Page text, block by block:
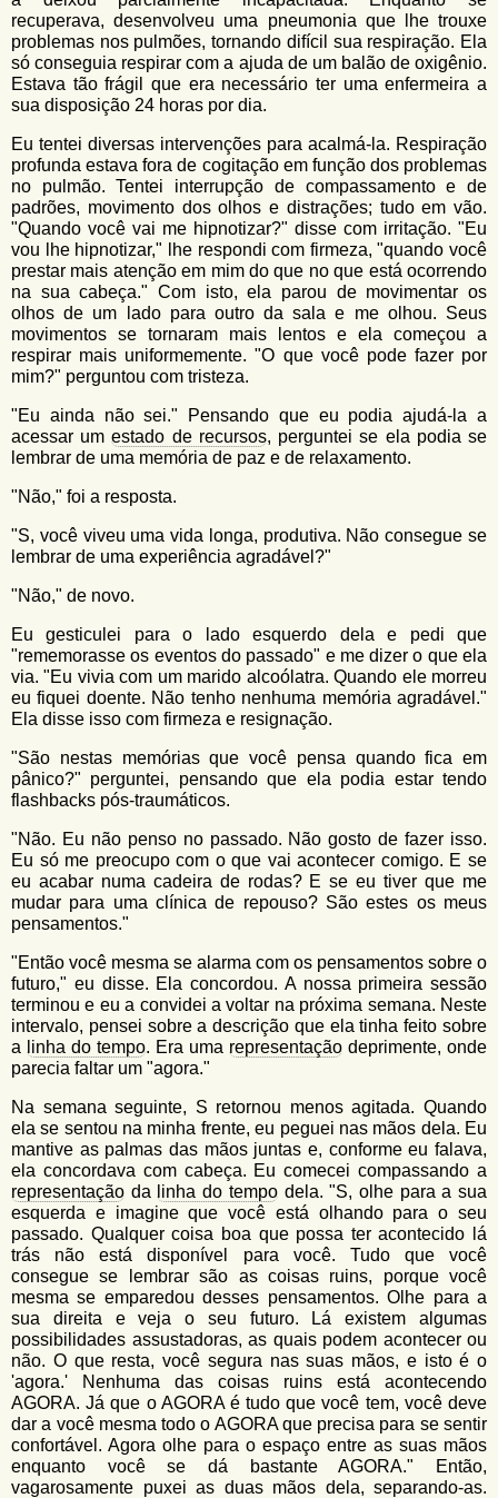
recuperava, desenvolveu uma pneumonia que lhe trouxe
problemas nos pulmões, tornando difícil sua respiração. Ela
só conseguia respirar com a ajuda de um balão de oxigênio.
Estava tão frágil que era necessário ter uma enfermeira a
sua disposição 24 horas por dia.
Eu tentei diversas intervenções para acalmá-la. Respiração
profunda estava fora de cogitação em função dos problemas
no pulmão. Tentei interrupção de compassamento e de
padrões, movimento dos olhos e distrações; tudo em vão.
"Quando você vai me hipnotizar?" disse com irritação. "Eu
vou lhe hipnotizar," lhe respondi com firmeza, "quando você
prestar mais atenção em mim do que no que está ocorrendo
na sua cabeça." Com isto, ela parou de movimentar os
olhos de um lado para outro da sala e me olhou. Seus
movimentos se tornaram mais lentos e ela começou a
respirar mais uniformemente. "O que você pode fazer por
mim?" perguntou com tristeza.
"Eu ainda não sei." Pensando que eu podia ajudá-la a
acessar umestado de recursos, perguntei se ela podia se
lembrar de uma memória de paz e de relaxamento.
"Não," foi a resposta.
"S, você viveu uma vida longa, produtiva. Não consegue se
lembrar de uma experiência agradável?"
"Não," de novo.
Eu gesticulei para o lado esquerdo dela e pedi que
"rememorasse os eventos do passado" e me dizer o que ela
via. "Eu vivia com um marido alcoólatra. Quando ele morreu
eu fiquei doente. Não tenho nenhuma memória agradável."
Ela disse isso com firmeza e resignação.
"São nestas memórias que você pensa quando fica em
pânico?" perguntei, pensando que ela podia estar tendo
flashbacks pós-traumáticos.
"Não. Eu não penso no passado. Não gosto de fazer isso.
Eu só me preocupo com o que vai acontecer comigo. E se
eu acabar numa cadeira de rodas? E se eu tiver que me
mudar para uma clínica de repouso? São estes os meus
pensamentos."
"Então você mesma se alarma com os pensamentos sobre o
futuro," eu disse. Ela concordou. A nossa primeira sessão
terminou e eu a convidei a voltar na próxima semana. Neste
intervalo, pensei sobre a descrição que ela tinha feito sobre
a
linha do tempo. Era uma representação deprimente, onde
parecia faltar um "agora."
Na semana seguinte, S retornou menos agitada. Quando
ela se sentou na minha frente, eu peguei nas mãos dela. Eu
mantive as palmas das mãos juntas e, conforme eu falava,
ela concordava com cabeça. Eu comecei compassando a
representação da linha do tempodela. "S, olhe para a sua
esquerda e imagine que você está olhando para o seu
passado. Qualquer coisa boa que possa ter acontecido lá
trás não está disponível para você. Tudo que você
consegue se lembrar são as coisas ruins, porque você
mesma se emparedou desses pensamentos. Olhe para a
sua direita e veja o seu futuro. Lá existem algumas
possibilidades assustadoras, as quais podem acontecer ou
não. O que resta, você segura nas suas mãos, e isto é o
'agora.' Nenhuma das coisas ruins está acontecendo
AGORA. Já que o AGORA é tudo que você tem, você deve
dar a você mesma todo o AGORA que precisa para se sentir
confortável. Agora olhe para o espaço entre as suas mãos
enquanto você se dá bastante AGORA." Então,
vagarosamente puxei as duas mãos dela, separando-as.